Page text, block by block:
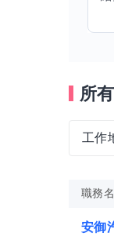
所
工作
職務
安御